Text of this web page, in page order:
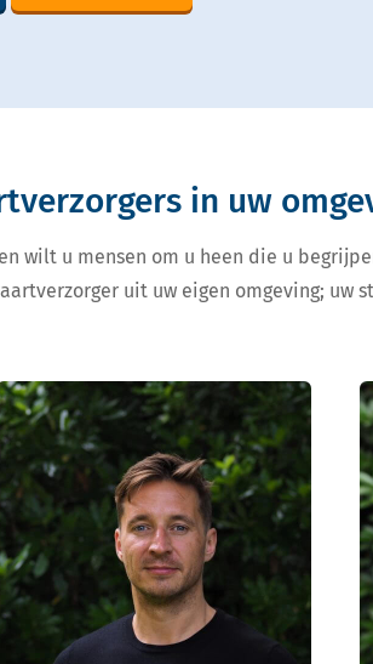
in uw
wilt u mensen om u heen die u
uit uw eigen omgeving; uw